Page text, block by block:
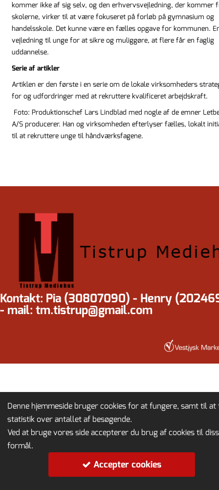
kommer ikke af sig selv, og den erhvervsvejledning, der kommer
skolerne, virker til at være fokuseret på forløb på gymnasium og
handelsskole. Det kunne være en fælles opgave for kommunen.
vejledning til unge for at sikre og muliggøre, at flere får en faglig
uddannelse.
Serie af artikler
Artiklen er den første i en serie om de lokale virksomheders
for og udfordringer med at rekruttere kvalificeret arbejdskraft.
Foto: Produktionschef Lars Lindblad med nogle af de emner
A/S producerer. Han og virksomheden efterlyser fælles, lokalt
til at rekruttere unge til håndværksfagene.
Kontakt: Pia (30807090) - Henry
- mail: tm.tistrup@gmail.com
Denne hjemmeside bruger cookies for at fungere, samt til at
statistik over antallet af besøgende.
Ved at bruge vores side accepterer du brug af cookies til
formål.
Accepter cookies